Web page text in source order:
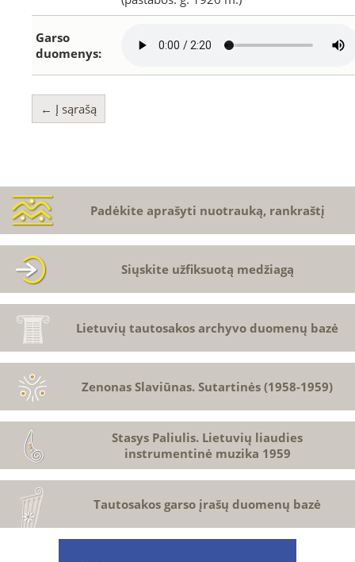
Garso
duomenys:
← Į sąrašą
Padėkite aprašyti nuotrauką, rankraštį
Siųskite užfiksuotą medžiagą
Lietuvių tautosakos archyvo duomenų bazė
Zenonas Slaviūnas. Sutartinės (1958-1959)
Stasys Paliulis. Lietuvių liaudies
instrumentinė muzika 1959
Tautosakos garso įrašų duomenų bazė